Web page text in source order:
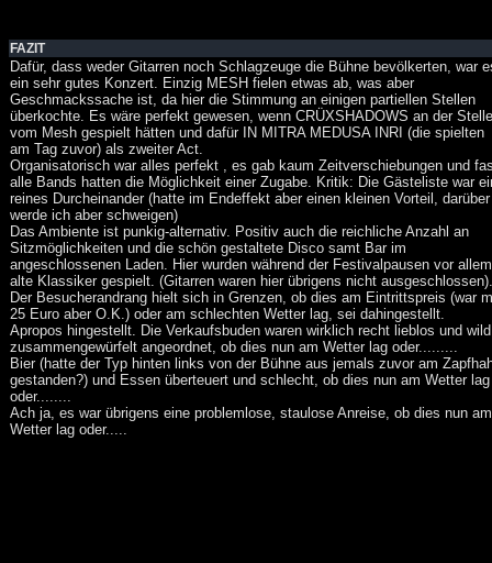
FAZIT
Dafür, dass weder Gitarren noch Schlagzeuge die Bühne bevölkerten, war
ein sehr gutes Konzert. Einzig MESH fielen etwas ab, was aber
Geschmackssache ist, da hier die Stimmung an einigen partiellen Stellen
überkochte. Es wäre perfekt gewesen, wenn CRÜXSHADOWS an der Stelle
vom Mesh gespielt hätten und dafür IN MITRA MEDUSA INRI (die spielten
am Tag zuvor) als zweiter Act.
Organisatorisch war alles perfekt , es gab kaum Zeitverschiebungen und
alle Bands hatten die Möglichkeit einer Zugabe. Kritik: Die Gästeliste war
reines Durcheinander (hatte im Endeffekt aber einen kleinen Vorteil, darüber
werde ich aber schweigen)
Das Ambiente ist punkig-alternativ. Positiv auch die reichliche Anzahl an
Sitzmöglichkeiten und die schön gestaltete Disco samt Bar im
angeschlossenen Laden. Hier wurden während der Festivalpausen vor allem
alte Klassiker gespielt. (Gitarren waren hier übrigens nicht ausgeschlossen).
Der Besucherandrang hielt sich in Grenzen, ob dies am Eintrittspreis (war
25 Euro aber O.K.) oder am schlechten Wetter lag, sei dahingestellt.
Apropos hingestellt. Die Verkaufsbuden waren wirklich recht lieblos und wild
zusammengewürfelt angeordnet, ob dies nun am Wetter lag oder.........
Bier (hatte der Typ hinten links von der Bühne aus jemals zuvor am
gestanden?) und Essen überteuert und schlecht, ob dies nun am Wetter lag
oder........
Ach ja, es war übrigens eine problemlose, staulose Anreise, ob dies nun am
Wetter lag oder.....